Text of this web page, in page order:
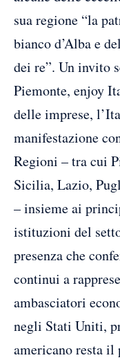
sua regione “la
bianco d’Alba e
dei re”. Un invito
Piemonte, enjoy
delle imprese,
manifestazione
Regioni – tra cui
Sicilia, Lazio,
– insieme ai
istituzioni del
presenza che
continui a
ambasciatori
negli Stati Uniti,
americano resta il